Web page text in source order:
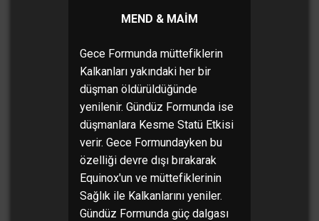
MEND & MAIM
Gece Formunda müttefiklerin
Kalkanları yakındaki her bir
düşman öldürüldüğünde
yenilenir. Gündüz Formunda ise
düşmanlara Kesme Statü Etkisi
verir. Gece Formundayken bu
özelliği devre dışı bırakarak
Equinox'un ve müttefiklerinin
Sağlık ile Kalkanlarını yeniler.
Gündüz Formunda güç dalgası